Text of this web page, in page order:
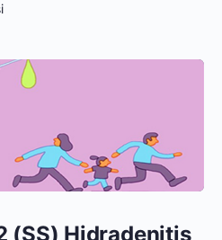
(SS) Hidradenitis